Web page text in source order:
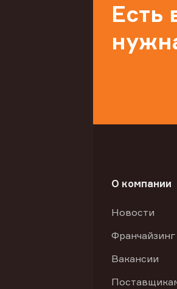
Есть
О компании
Новости
Франчайзинг
Вакансии